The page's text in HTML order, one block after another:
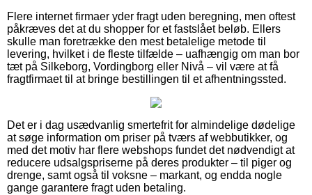
Flere internet firmaer yder fragt uden beregning, men oftest
påkræves det at du shopper for et fastslået beløb. Ellers
skulle man foretrække den mest betalelige metode til
levering, hvilket i de fleste tilfælde – uafhængig om man bor
tæt på Silkeborg, Vordingborg eller Nivå – vil være at få
fragtfirmaet til at bringe bestillingen til et afhentningssted.
Det er i dag usædvanlig smertefrit for almindelige dødelige
at søge information om priser på tværs af webbutikker, og
med det motiv har flere webshops fundet det nødvendigt at
reducere udsalgspriserne på deres produkter – til piger og
drenge, samt også til voksne – markant, og endda nogle
gange garantere fragt uden betaling.